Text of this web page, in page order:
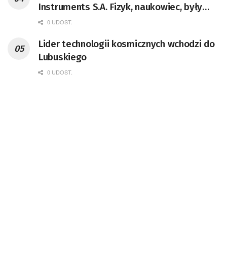
Instruments S.A. Fizyk, naukowiec, były
pracownik CERN w Genewie,
doktor habilitowany nauk fizycznych,
koordynator Rady Sektorowej ds.
Kompetencji Przemysłu Lotniczo-
0 UDOST.
Lider technologii kosmicznych wchodzi do
Lubuskiego
0 UDOST.